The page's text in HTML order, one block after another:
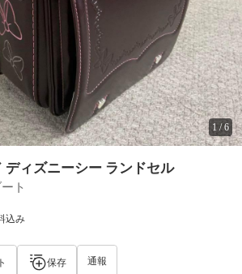
1 /6
ディズニーシー ランドセル
ト
込み
保存 通報